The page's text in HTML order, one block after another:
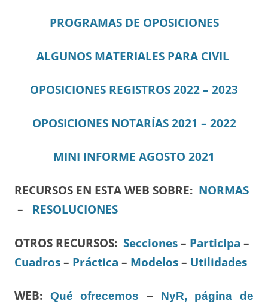
PROGRAMAS DE OPOSICIONES
ALGUNOS MATERIALES PARA CIVIL
OPOSICIONES REGISTROS 2022 – 2023
OPOSICIONES NOTARÍAS 2021 – 2022
MINI INFORME AGOSTO 2021
RECURSOS EN ESTA WEB SOBRE: NORMAS
– RESOLUCIONES
OTROS RECURSOS: Secciones – Participa –
Cuadros – Práctica – Modelos – Utilidades
WEB: Qué ofrecemos – NyR, página de